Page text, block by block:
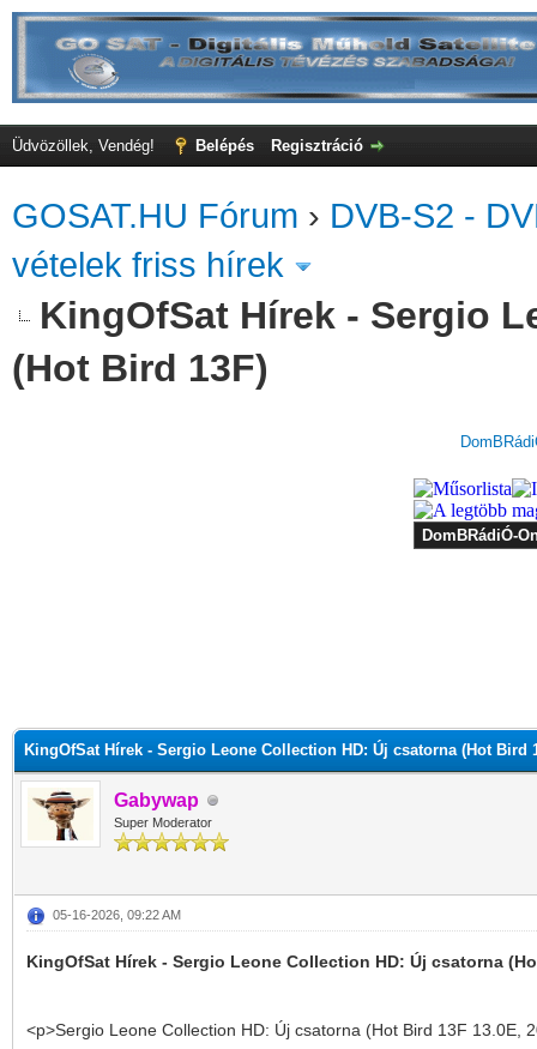
Üdvözöllek, Vendég! Belépés Regisztráció
GOSAT.HU Fórum › DVB-S2 -
vételek friss hírek
KingOfSat Hírek - Sergio
(Hot Bird 13F)
KingOfSat Hírek - Sergio Leone Collection HD: Új csatorna (Hot Bird
Gabywap
Super Moderator
05-16-2026, 09:22 AM
KingOfSat Hírek - Sergio Leone Collection HD: Új csatorna
<p>Sergio Leone Collection HD: Új csatorna (Hot Bird 13F 13.0E,